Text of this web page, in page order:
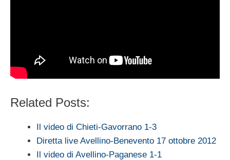
Related Posts:
Il video di Chieti-Gavorrano 1-3
Diretta live Avellino-Benevento 17 ottobre 2012
Il video di Avellino-Paganese 1-1